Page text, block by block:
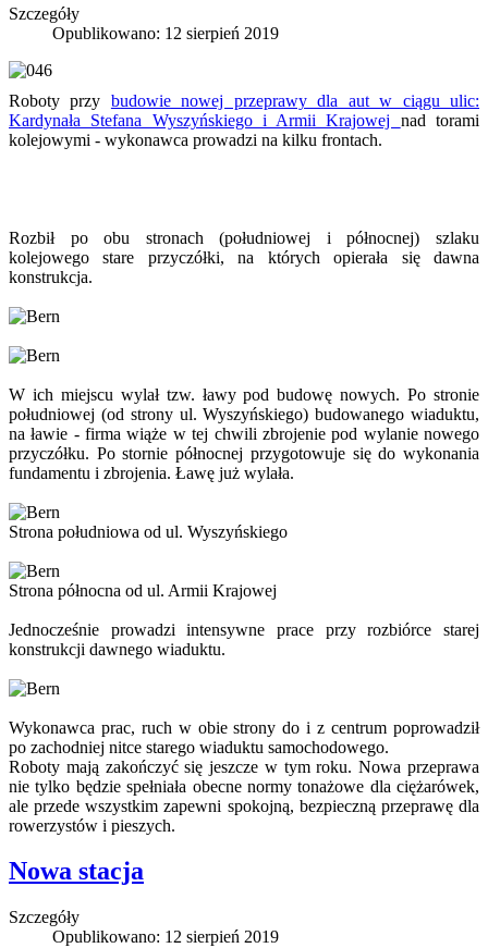
Szczegóły
Opublikowano: 12 sierpień 2019
Roboty przy budowie nowej przeprawy dla aut w ciągu ulic:
Kardynała Stefana Wyszyńskiego i Armii Krajowej nad torami
kolejowymi - wykonawca prowadzi na kilku frontach.
Rozbił po obu stronach (południowej i północnej) szlaku
kolejowego stare przyczółki, na których opierała się dawna
konstrukcja.
W ich miejscu wylał tzw. ławy pod budowę nowych. Po stronie
południowej (od strony ul. Wyszyńskiego) budowanego wiaduktu,
na ławie - firma wiąże w tej chwili zbrojenie pod wylanie nowego
przyczółku. Po stornie północnej przygotowuje się do wykonania
fundamentu i zbrojenia. Ławę już wylała.
Strona południowa od ul. Wyszyńskiego
Strona północna od ul. Armii Krajowej
Jednocześnie prowadzi intensywne prace przy rozbiórce starej
konstrukcji dawnego wiaduktu.
Wykonawca prac, ruch w obie strony do i z centrum poprowadził
po zachodniej nitce starego wiaduktu samochodowego.
Roboty mają zakończyć się jeszcze w tym roku. Nowa przeprawa
nie tylko będzie spełniała obecne normy tonażowe dla ciężarówek,
ale przede wszystkim zapewni spokojną, bezpieczną przeprawę dla
rowerzystów i pieszych.
Nowa stacja
Szczegóły
Opublikowano: 12 sierpień 2019